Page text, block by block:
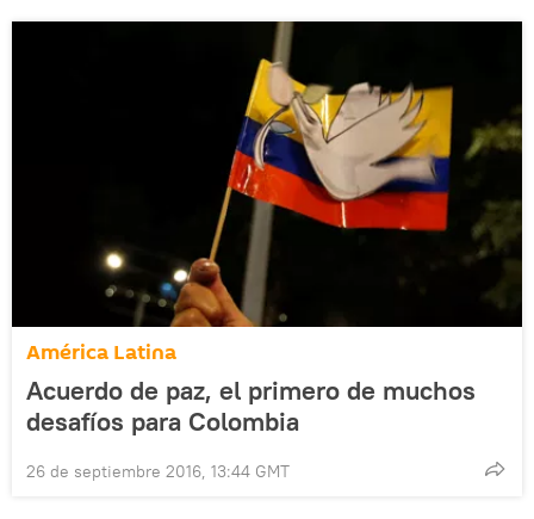
América Latina
Acuerdo de paz, el primero de muchos
desafíos para Colombia
26 de septiembre 2016, 13:44 GMT